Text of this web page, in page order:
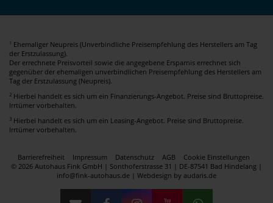
1 Ehemaliger Neupreis (Unverbindliche Preisempfehlung des Herstellers am Tag
der Erstzulassung).
Der errechnete Preisvorteil sowie die angegebene Ersparnis errechnet sich
gegenüber der ehemaligen unverbindlichen Preisempfehlung des Herstellers am
Tag der Erstzulassung (Neupreis).
2 Hierbei handelt es sich um ein Finanzierungs-Angebot. Preise sind Bruttopreise.
Irrtümer vorbehalten.
3 Hierbei handelt es sich um ein Leasing-Angebot. Preise sind Bruttopreise.
Irrtümer vorbehalten.
Barrierefreiheit Impressum Datenschutz AGB
Cookie Einstellungen
© 2026 Autohaus Fink GmbH | Sonthoferstrasse 31 | DE-87541 Bad Hindelang |
info@fink-autohaus.de | Webdesign by audaris.de